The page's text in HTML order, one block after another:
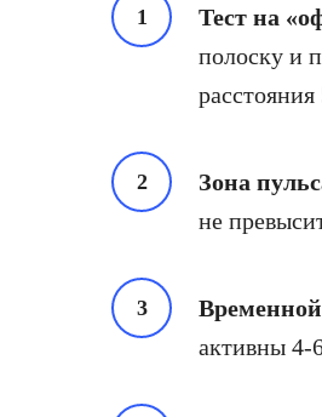
Тест на
полоску и
Зона
не
активны 4-